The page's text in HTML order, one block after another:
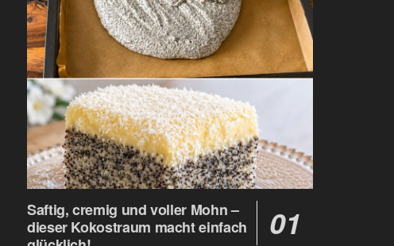
Saftig, cremig und voller Mohn –
dieser Kokostraum macht einfach